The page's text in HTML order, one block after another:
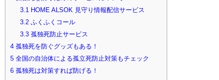
3.1HOME ALSOK 見守り情報配信サービス
3.2ふくふくコール
3.3孤独死防止サービス
4 孤独死を防ぐグッズもある！
5 全国の自治体による孤立死防止対策もチェック
6 孤独死は対策すれば防げる！